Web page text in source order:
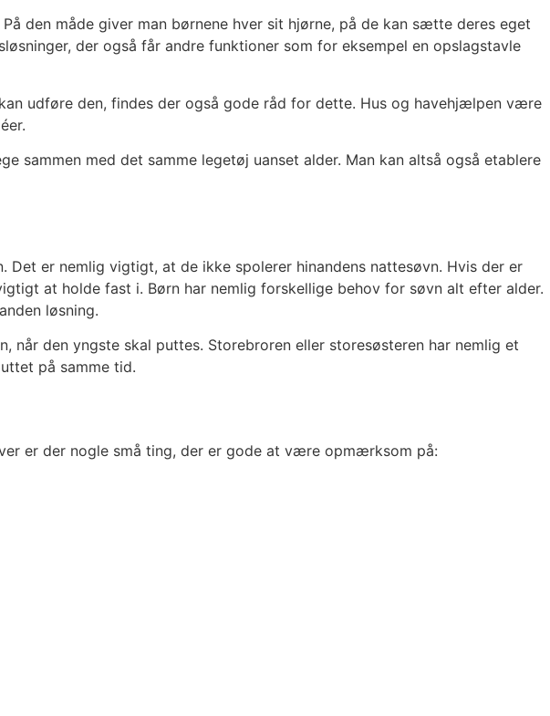
den måde giver man børnene hver sit hjørne, på de kan sætte deres eget
der også får andre funktioner som for eksempel en opslagstavle
udføre den, findes der også gode råd for dette. Hus og havehjælpen være
med det samme legetøj uanset alder. Man kan altså også etablere
er nemlig vigtigt, at de ikke spolerer hinandens nattesøvn. Hvis der er
at holde fast i. Børn har nemlig forskellige behov for søvn alt efter alder.
løsning.
den yngste skal puttes. Storebroren eller storesøsteren har nemlig et
på samme tid.
er der nogle små ting, der er gode at være opmærksom på: